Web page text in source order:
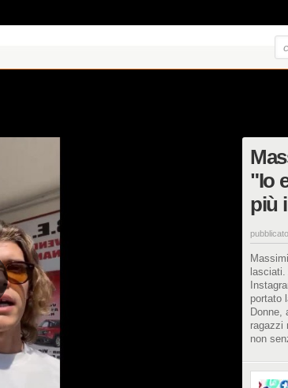
"Io
più
portato
Donne,
ragazzi
non